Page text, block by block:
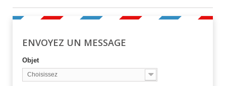
ENVOYEZ UN MESSAGE
Objet
Choisissez